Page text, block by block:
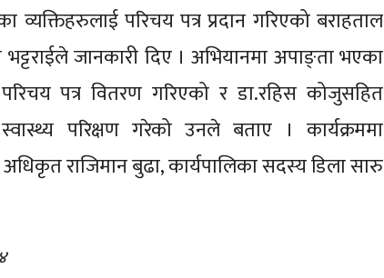
व्यक्तिहरुलाई परिचय पत्र प्रदान गरिएको बराहताल
जानकारी दिए । अभियानमा अपाङ्ता भएका
पत्र वितरण गरिएको र डा.रहिस कोजुसहित
परिक्षण गरेको उनले बताए । कार्यक्रममा
राजिमान बुढा, कार्यपालिका सदस्य डिला सारु